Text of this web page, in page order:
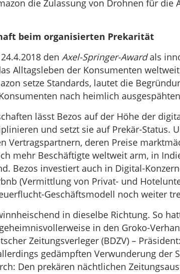
die Zulassung von Drohnen für die
beim organisierten Prekarität
den Axel-Springer-Awardals
Alltagsleben der Konsumenten
setze Standards, lautet die
nach heimlich
lässt Bezos auf der Höhe der
und setzt sie auf Prekär-Status.
Vertragspartnern, deren Preise
mehr Beschäftigte weltweit arm, in
Bezos investiert auch in Digital-
(Vermittlung von Privat- und
Geschäftsmodell noch weiter
in dieselbe Richtung. So
in den Groko-
Zeitungsverleger (BDZV) –
gedämpften Verwunderung der
Den prekären nächtlichen